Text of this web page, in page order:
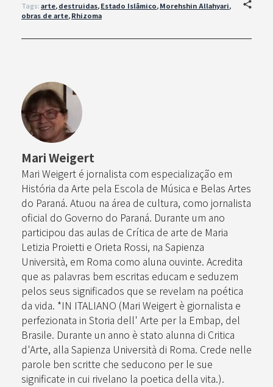
Tags:arte,destruidas,Estado Islâmico,Morehshin Allahyari,
obras de arte,Rhizoma
Mari Weigert
Mari Weigert é jornalista com especialização em
História da Arte pela Escola de Música e Belas Artes
do Paraná. Atuou na área de cultura, como jornalista
oficial do Governo do Paraná. Durante um ano
participou das aulas de Crítica de arte de Maria
Letizia Proietti e Orieta Rossi, na Sapienza
Università, em Roma como aluna ouvinte. Acredita
que as palavras bem escritas educam e seduzem
pelos seus significados que se revelam na poética
da vida. *IN ITALIANO (Mari Weigert è giornalista e
perfezionata in Storia dell' Arte per la Embap, del
Brasile. Durante un anno è stato alunna di Critica
d'Arte, alla Sapienza Università di Roma. Crede nelle
parole ben scritte che seducono per le sue
significate in cui rivelano la poetica della vita.).